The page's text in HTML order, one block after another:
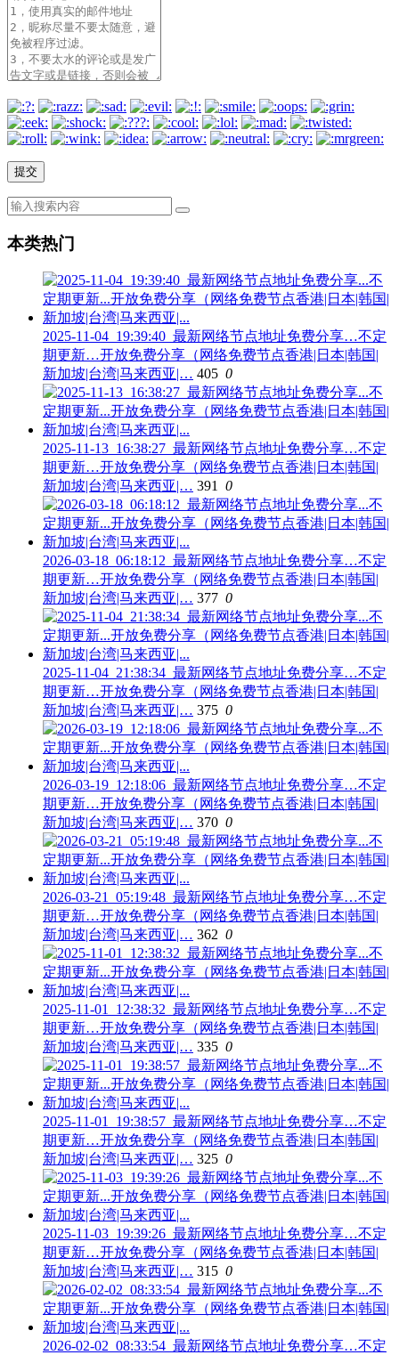
本类热门
2025-11-04_19:39:40_最新网络节点地址免费分享…不定
期更新…开放免费分享（网络免费节点香港|日本|韩国|
新加坡|台湾|马来西亚|… 405 0
2025-11-13_16:38:27_最新网络节点地址免费分享…不定
期更新…开放免费分享（网络免费节点香港|日本|韩国|
新加坡|台湾|马来西亚|… 391 0
2026-03-18_06:18:12_最新网络节点地址免费分享…不定
期更新…开放免费分享（网络免费节点香港|日本|韩国|
新加坡|台湾|马来西亚|… 377 0
2025-11-04_21:38:34_最新网络节点地址免费分享…不定
期更新…开放免费分享（网络免费节点香港|日本|韩国|
新加坡|台湾|马来西亚|… 375 0
2026-03-19_12:18:06_最新网络节点地址免费分享…不定
期更新…开放免费分享（网络免费节点香港|日本|韩国|
新加坡|台湾|马来西亚|… 370 0
2026-03-21_05:19:48_最新网络节点地址免费分享…不定
期更新…开放免费分享（网络免费节点香港|日本|韩国|
新加坡|台湾|马来西亚|… 362 0
2025-11-01_12:38:32_最新网络节点地址免费分享…不定
期更新…开放免费分享（网络免费节点香港|日本|韩国|
新加坡|台湾|马来西亚|… 335 0
2025-11-01_19:38:57_最新网络节点地址免费分享…不定
期更新…开放免费分享（网络免费节点香港|日本|韩国|
新加坡|台湾|马来西亚|… 325 0
2025-11-03_19:39:26_最新网络节点地址免费分享…不定
期更新…开放免费分享（网络免费节点香港|日本|韩国|
新加坡|台湾|马来西亚|… 315 0
2026-02-02_08:33:54_最新网络节点地址免费分享…不定